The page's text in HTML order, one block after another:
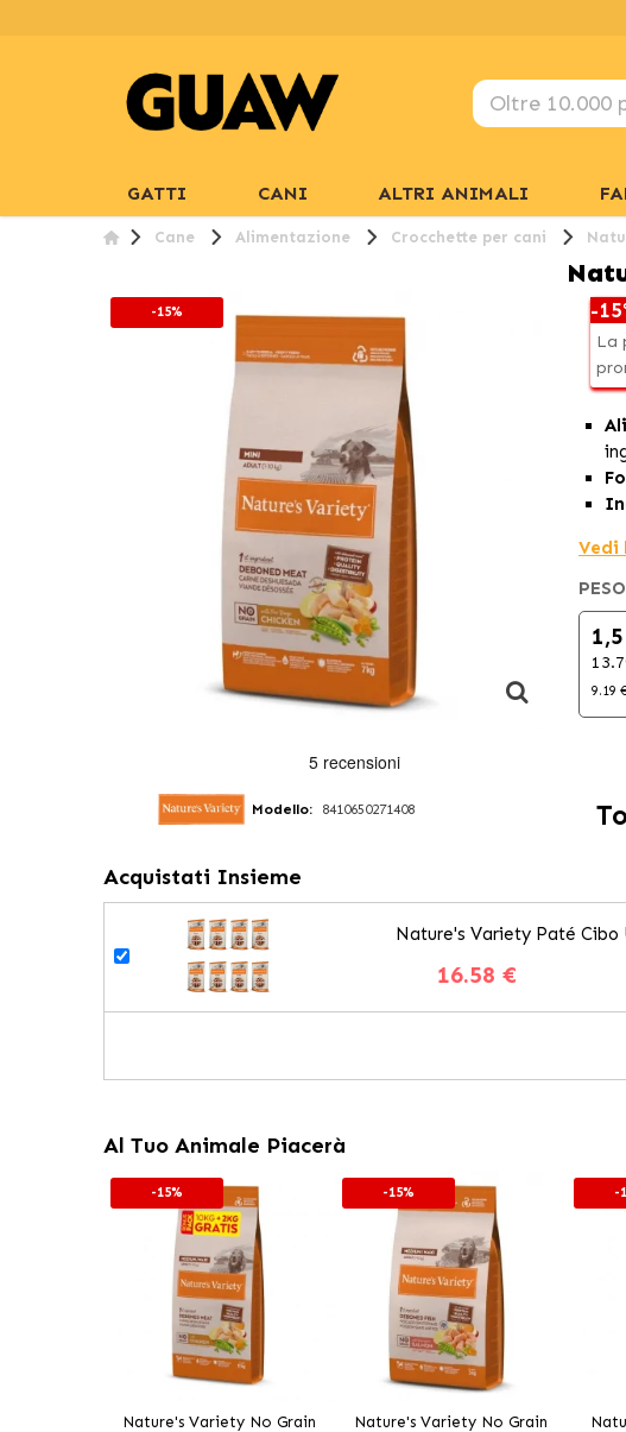
GATTI CANI ALTRI ANIMALI
Cane Alimentazione Crocchette per cani
-15%
Modello: 8410650271408
-
La
Vedi
PESO
9.19
Acquistati Insieme
Nature's Variety Paté Cibo
16.58 €
Al Tuo Animale Piacerà
-15%
Nature's Variety No Grain
-15%
Nature's Variety No Grain
-